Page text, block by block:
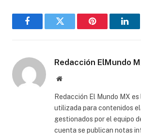
FacebookGorjeo Pinterest
Redacción ElMundo
Sitio
Redacción El Mundo MX
utilizada para contenidos
gestionados por el equipo
cuenta se publican notas